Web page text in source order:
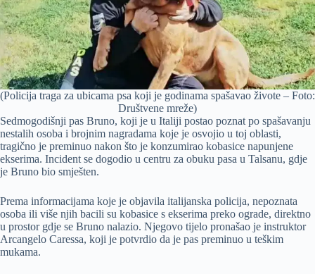
(Policija traga za ubicama psa koji je godinama spašavao živote – Foto:
Društvene mreže)
Sedmogodišnji pas Bruno, koji je u Italiji postao poznat po spašavanju
nestalih osoba i brojnim nagradama koje je osvojio u toj oblasti,
tragično je preminuo nakon što je konzumirao kobasice napunjene
ekserima. Incident se dogodio u centru za obuku pasa u Talsanu, gdje
je Bruno bio smješten.
Prema informacijama koje je objavila italijanska policija, nepoznata
osoba ili više njih bacili su kobasice s ekserima preko ograde, direktno
u prostor gdje se Bruno nalazio. Njegovo tijelo pronašao je instruktor
Arcangelo Caressa, koji je potvrdio da je pas preminuo u teškim
mukama.